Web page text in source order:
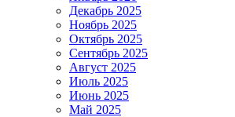
Декабрь 2025
Ноябрь 2025
Октябрь 2025
Сентябрь 2025
Август 2025
Июль 2025
Июнь 2025
Май 2025